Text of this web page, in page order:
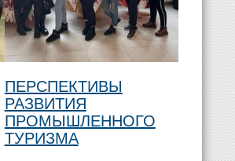
ПЕРСПЕКТИВЫ
РАЗВИТИЯ
ПРОМЫШЛЕННОГО
ТУРИЗМА